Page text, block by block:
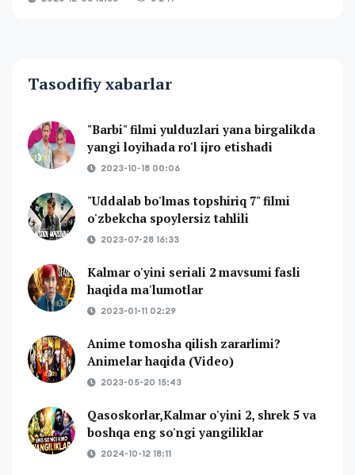
Tasodifiy xabarlar
"Barbi" filmi yulduzlari yana birgalikda
yangi loyihada ro'l ijro etishadi
2023-10-18 00:06
"Uddalab bo'lmas topshiriq 7" filmi
o'zbekcha spoylersiz tahlili
2023-07-28 16:33
Kalmar o'yini seriali 2 mavsumi fasli
haqida ma'lumotlar
2023-01-11 02:29
Anime tomosha qilish zararlimi?
Animelar haqida (Video)
2023-05-20 15:43
Qasoskorlar,Kalmar o'yini 2, shrek 5 va
boshqa eng so'ngi yangiliklar
2024-10-12 18:11